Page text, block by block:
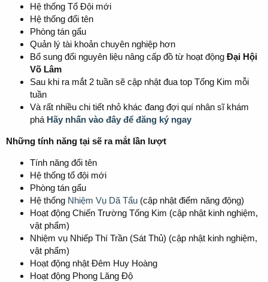
Hệ thống Tổ Đội mới
Hệ thống đổi tên
Phòng tán gẩu
Quản lý tài khoản chuyên nghiệp hơn
Bổ sung đổi nguyên liệu nâng cấp đồ từ hoạt động Đại Hội
Võ Lâm
Sau khi ra mắt 2 tuần sẽ cập nhật đua top Tống Kim mỗi
tuần
Và rất nhiều chi tiết nhỏ khác đang đợi quí nhân sĩ khám
phá Hãy nhấn vào đây để đăng ký ngay
Những tính năng tại sẽ ra mắt lần lượt
Tính năng đổi tên
Hệ thống tổ đội mới
Phòng tán gẩu
Hệ thống Nhiệm Vụ Dã Tẩu (cập nhật điểm năng động)
Hoạt động Chiến Trường Tống Kim (cập nhật kinh nghiệm,
vật phẩm)
Nhiệm vụ Nhiếp Thí Trần (Sát Thủ) (cập nhật kinh nghiệm,
vật phẩm)
Hoạt động nhật Đêm Huy Hoàng
Hoạt động Phong Lăng Độ